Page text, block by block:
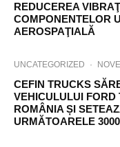
REDUCEREA
COMPONENTELOR
AEROSPAŢIALĂ
UNCATEGORIZED ·
CEFIN TRUCKS
VEHICULULUI FORD
ROMÂNIA ȘI
URMĂTOARELE